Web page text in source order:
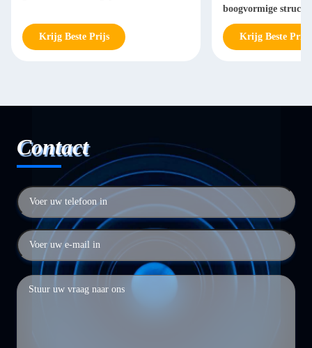
Krijg Beste Prijs
boogvormige
Krijg Beste Prijs
Contact